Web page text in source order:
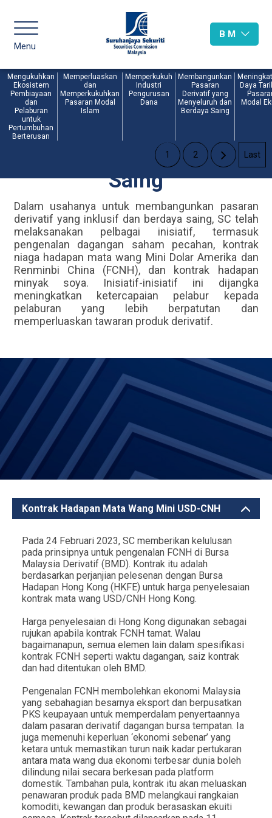
Menu
B M
Mengukuhkan
Ekosistem
Pembiayaan
dan
Pelaburan
untuk
Pertumbuhan
Berterusan
Memperluaskan
dan
Memperkukuhkan
Pasaran Modal
Islam
Memperkukuh
Industri
Pengurusan
Dana
Membangunkan
Pasaran
Derivatif yang
Menyeluruh dan
Berdaya Saing
Daya
Modal
1 2 Last
Membangunkan Pasaran
Menyeluruh dan Berdaya
Saing
Dalam usahanya untuk membangunkan pasaran
derivatif yang inklusif dan berdaya saing, SC telah
melaksanakan pelbagai inisiatif, termasuk
pengenalan dagangan saham pecahan, kontrak
niaga hadapan mata wang Mini Dolar Amerika dan
Renminbi China (FCNH), dan kontrak hadapan
minyak soya. Inisiatif-inisiatif ini dijangka
meningkatkan ketercapaian pelabur kepada
pelaburan yang lebih berpatutan dan
memperluaskan tawaran produk derivatif.
Kontrak Hadapan Mata Wang Mini USD-CNH
Pada 24 Februari 2023, SC memberikan kelulusan
pada prinsipnya untuk pengenalan FCNH di Bursa
Malaysia Derivatif (BMD). Kontrak itu adalah
berdasarkan perjanjian pelesenan dengan Bursa
Hadapan Hong Kong (HKFE) untuk harga penyelesaian
kontrak mata wang USD/CNH Hong Kong.
Harga penyelesaian di Hong Kong digunakan sebagai
rujukan apabila kontrak FCNH tamat. Walau
bagaimanapun, semua elemen lain dalam spesifikasi
kontrak FCNH seperti waktu dagangan, saiz kontrak
dan had ditentukan oleh BMD.
Pengenalan FCNH membolehkan ekonomi Malaysia
yang sebahagian besarnya eksport dan berpusatkan
PKS keupayaan untuk memperdalam penyertaannya
dalam pasaran derivatif dagangan bursa tempatan. Ia
juga memenuhi keperluan ‘ekonomi sebenar’ yang
ketara untuk memastikan turun naik kadar pertukaran
antara mata wang dua ekonomi terbesar dunia boleh
dilindung nilai secara berkesan pada platform
domestik. Tambahan pula, kontrak itu akan meluaskan
penawaran produk pada BMD melangkaui rangkaian
komoditi, kewangan dan produk berasaskan ekuiti